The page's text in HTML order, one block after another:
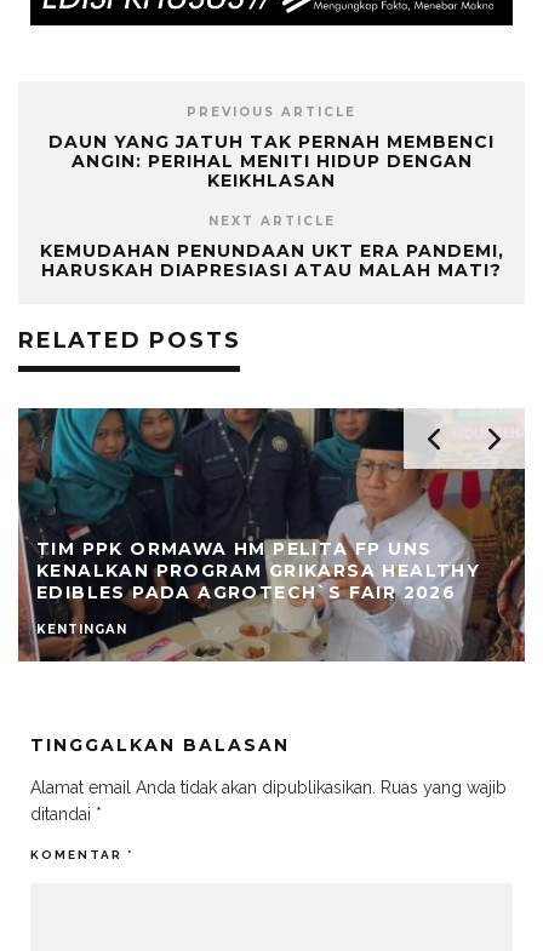
PREVIOUS ARTICLE
DAUN YANG JATUH TAK PERNAH MEMBENCI
ANGIN: PERIHAL MENITI HIDUP DENGAN
KEIKHLASAN
NEXT ARTICLE
KEMUDAHAN PENUNDAAN UKT ERA PANDEMI,
HARUSKAH DIAPRESIASI ATAU MALAH MATI?
RELATED POSTS
TIM PPK ORMAWA HM PELITA FP UNS
KENALKAN PROGRAM GRIKARSA HEALTHY
EDIBLES PADA AGROTECH`S FAIR 2026
KENTINGAN
TINGGALKAN BALASAN
Alamat email Anda tidak akan dipublikasikan.
Ruas yang wajib
ditandai *
KOMENTAR *